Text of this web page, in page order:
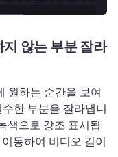
않는 부분 잘라
원하는 순간을 보여
수한 부분을 잘라냅니
색으로 강조 표시됩
동하여 비디오 길이